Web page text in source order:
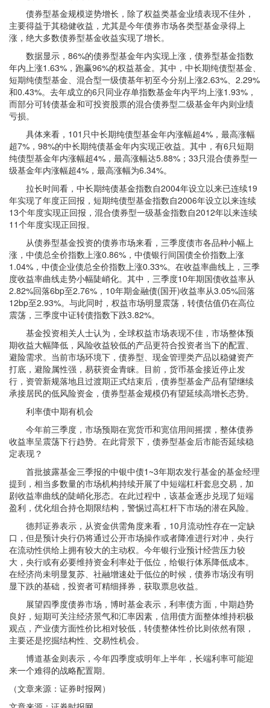
债券型基金规模逆势增长，除了权益类基金业绩表现不佳外，
主要得益于其稳健收益，尤其是今年债券市场各类型基金录得上
涨，绝大多数债券型基金收益实现了增长。
数据显示，86%的债券型基金年内实现上涨，债券型基金指数
年内上涨1.63%，跑赢96%的权益基金。其中，中长期纯债型基金、
短期纯债型基金、混合型一级债基年初至今分别上涨2.63%、2.29%
和0.43%。去年成立的6只同业存单指数基金年内平均上涨1.93%，
而部分可转债基金和可投资股票的混合债券型二级基金年内则业绩
亏损。
具体来看，101只中长期纯债型基金年内涨幅超4%，最高涨幅
超7%，98%的中长期纯债基金年内实现正收益。其中，有6只短期
纯债型基金年内涨幅超4%，最高涨幅达5.88%；33只混合债券型一
级基金年内涨幅超4%，最高涨幅为6.34%。
拉长时间看，中长期纯债基金指数自2004年设立以来已连续19
年实现了年度正回报，短期纯债型基金指数自2006年设立以来连续
13个年度实现正回报，混合债券型一级基金指数自2012年以来连续
11个年度实现正回报。
从债券型基金投资的债券市场来看，三季度债市各品种小幅上
涨，中债总全价指数上涨0.86%，中债银行间国债全价指数上涨
1.04%，中债企业债总全价指数上涨0.33%。在收益率曲线上，三季
度收益率曲线走势小幅陡峭化。其中，三季度10年期国债收益率从
2.82%回落6bp至2.76%，10年期金融债(国开)收益率从3.05%回落
12bp至2.93%。与此同时，权益市场明显震荡，转债估值仍在高位
震荡，三季度中证转债指数下跌3.82%。
基金投资相关人士认为，全球权益市场表现不佳，市场整体预
期收益大幅降低，风险收益较低的产品更符合投资者当下的配置、
避险需求。当前市场环境下，债券型、现金管理类产品以稳健资产
打底，避险属性强，易获资金青睐。目前，货币基金接近停止发
行，资管新规落地且过渡期正式结束后，债券型基金产品有望继续
承接居民的低风险资金，债券型基金规模仍有望延续高增长态势。
利率债中期有机会
今年前三季度，市场预期在宽货币和宽信用间摇摆，整体债券
收益率呈震荡下行趋势。在此背景下，债券型基金后市能否延续稳
定表现？
首批披露基金三季报的中银中债1~3年期农发行基金的基金经理
提到，相当多数量的市场机构持续开展了中短端杠杆套息交易，加
剧收益率曲线的陡峭化形态。在此过程中，该基金逐步兑现了短端
盈利，优化组合持仓期限结构，警惕过高杠杆下市场的潜在风险。
德邦证券表示，从资金供需角度来看，10月流动性存在一定缺
口，但是预计央行仍将通过公开市场操作或者降准进行对冲，央行
在流动性供给上拥有较大的主动权。今年银行业预计经营压力较
大，央行或有必要维持资金利率处于低位，给银行体系降低成本。
在经济尚未明显复苏、社融增速处于低位的时候，债券市场没有明
显下跌的基础，投资者可精细择券，获取票息收益。
展望四季度债券市场，博时基金表示，利率债方面，中期趋势
良好，短期可关注经济景气和汇率因素，信用债方面整体维持积极
观点，产业债方面性价比相对较低，转债整体性价比则依然有限，
主要还是挖掘结构性、交易性机会。
博道基金则表示，今年四季度或明年上半年，长端利率可能迎
来一个难得的战略配置期。
（文章来源：证券时报网）